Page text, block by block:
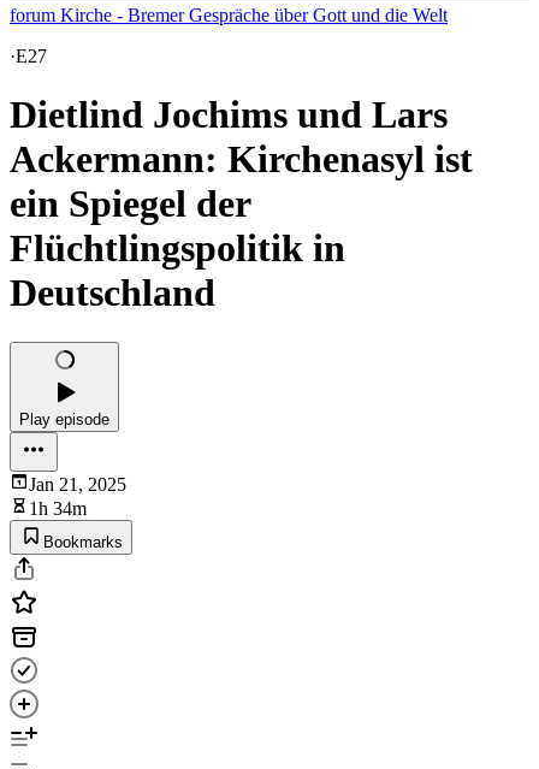
forum Kirche - Bremer Gespräche über Gott und die Welt
·E27
Dietlind Jochims und Lars
Ackermann: Kirchenasyl ist
ein Spiegel der
Flüchtlingspolitik in
Deutschland
Play episode
Jan 21, 2025
1h 34m
Bookmarks